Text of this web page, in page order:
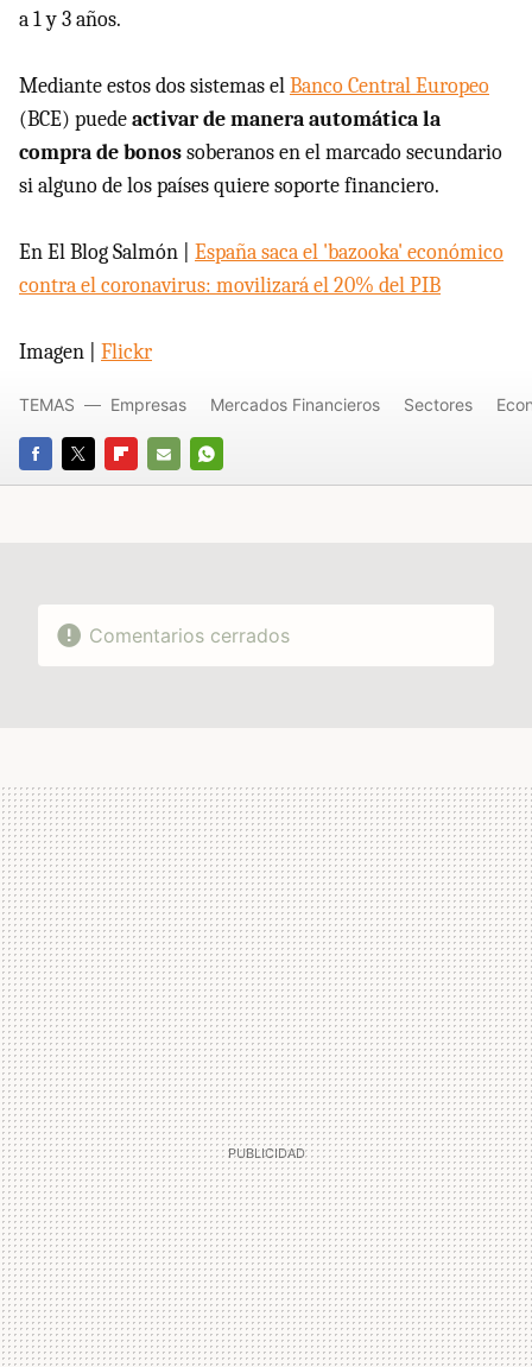
a 1 y 3 años.
Mediante estos dos sistemas elBanco Central Europeo
(BCE) puedeactivar de manera automática la
compra de bonossoberanos en el marcado secundario
si alguno de los países quiere soporte financiero.
En El Blog Salmón | España saca el 'bazooka' económico
contra el coronavirus: movilizará el 20% del PIB
Imagen | Flickr
FACEBOOK
TWITTERFLIPBOARD
E-
WHATSAPP
TEMAS Empresas Mercados Financieros Sectores
Comentarios cerrados